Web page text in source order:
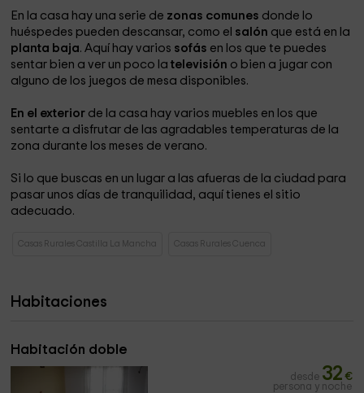
En la casa hay una serie de zonas comunes donde lo
huéspedes pueden descansar, como el salón que está en la
planta baja. Aquí hay varios sofás en los que te puedes
sentar bien a ver un poco latelevisión o bien a jugar con
alguno de los juegos de mesa disponibles.
En el exterior de la casa hay varios muebles en los que
sentarte a disfrutar de las agradables temperaturas de la
zona durante los meses de verano.
Si lo que buscas en un lugar a las afueras de la ciudad para
pasar unos días de tranquilidad, aquí tienes el sitio
adecuado.
Casas Rurales Castilla La Mancha Casas Rurales Cuenca
Habitaciones
Habitación doble
desde 32 €
persona y noche